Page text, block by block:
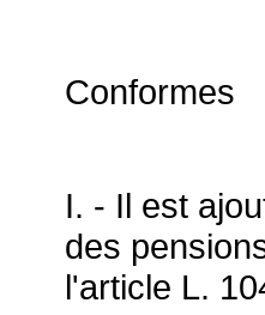
Conformes
I. - Il est
des
l'article L.